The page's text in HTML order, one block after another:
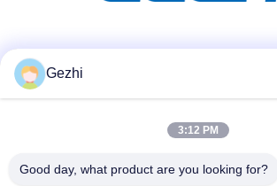
Contatto rapido
Telefono
Gezhi
3:12 PM
Good day, what product are you looking for?